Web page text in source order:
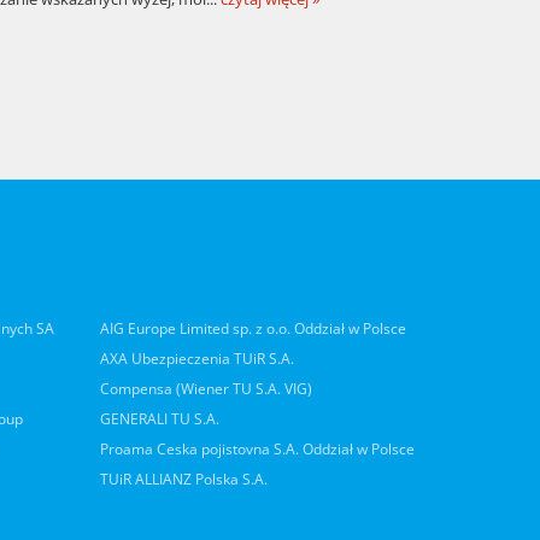
SA
AIG Europe Limited sp. z o.o. Oddział w Polsce
AXA Ubezpieczenia TUiR S.A.
Compensa (Wiener TU S.A. VIG)
GENERALI TU S.A.
Proama Ceska pojistovna S.A. Oddział w Polsce
TUiR ALLIANZ Polska S.A.